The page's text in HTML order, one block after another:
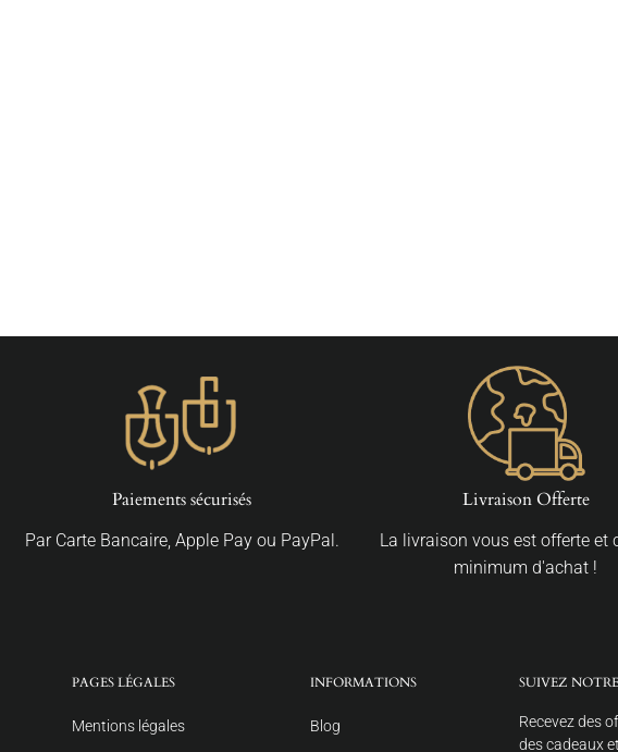
Paiements sécurisés
Par Carte Bancaire, Apple Pay ou PayPal.
Livraison Offerte
La livraison vous est offerte et
minimum d'achat !
PAGES LÉGALES
Mentions légales
INFORMATIONS
Blog
SUIVEZ
Recevez des
des cadeaux